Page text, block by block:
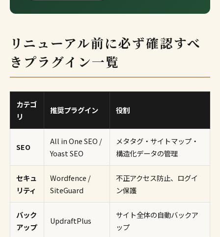
リニューアル前に必ず確認すべ
きプラグイン一覧
カテゴ
リ
推奨プラグイン 役割
SEO
All in One SEO /
Yoast SEO
メタタグ・サイトマップ・
構造化データの管理
セキュ
リティ
Wordfence /
SiteGuard
不正アクセス防止、ログイ
ン保護
バック
アップ
UpdraftPlus
サイト全体の自動バックア
ップ